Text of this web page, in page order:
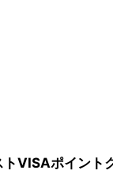
トVISAポイント